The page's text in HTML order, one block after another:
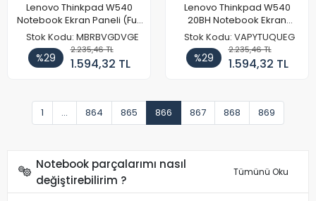
Lenovo Thinkpad W540
Notebook Ekran Paneli (Full
HD)
Stok Kodu: MBRBVGDVGE
%29
2.235,46 TL
1.594,32 TL
Lenovo Thinkpad W540
20BH Notebook Ekran
Paneli (Full HD)
Stok Kodu: VAPYTUQUEG
%29
2.235,46 TL
1.594,32 TL
1 ... 864 865 866 867 868 869
Notebook parçalarımı nasıl
değiştirebilirim ?
Tümünü Oku